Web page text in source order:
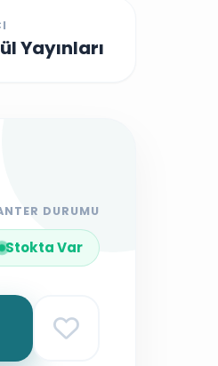
Yayınları
DURUMU
Stokta Var